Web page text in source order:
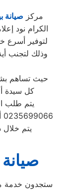
مركز صيانة
الكرام نود
لتوفير أسرع
وذلك لتجنب
حيث تساهم
كل سيدة
يتم طلب
يتم
ستجدون خدمة